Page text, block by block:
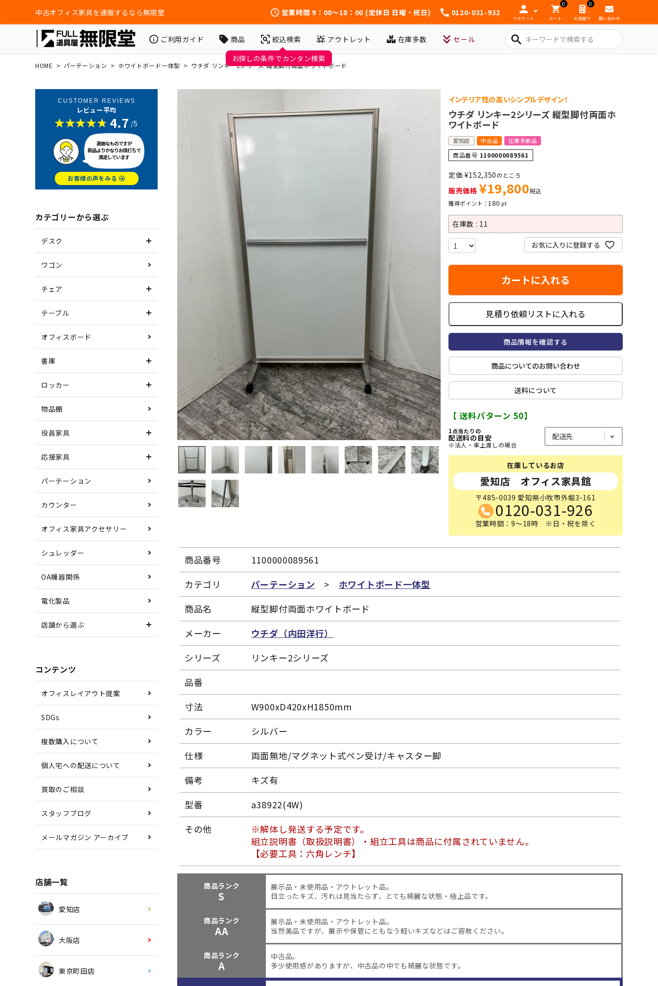
中古オフィス家具を通販するなら無限堂 営業時間 9：00～18：00 (定休日 日曜・祝日) 0120-031-932
アカウント
0
カート
0
お見積り 問い合わせ
ご利用ガイド 商品
絞込検索
お探しの条件でカンタン検索
アウトレット 在庫多数 セール search
HOME パーテーション ホワイトボード一体型 ウチダ リンキー2シリーズ 縦型脚付両面ホワイトボード
CUSTOMER REVIEWS
レビュー平均
4.7 /5
高価なものですが
新品よりかなりお値打ちで
満足しています
お客様の声をみる
カテゴリーから選ぶ
デスク
ワゴン
チェア
テーブル
オフィスボード
書庫
ロッカー
物品棚
役員家具
応接家具
パーテーション
カウンター
オフィス家具アクセサリー
シュレッダー
OA機器関係
電化製品
店舗から選ぶ
コンテンツ
オフィスレイアウト提案
SDGs
複数購入について
個人宅への配送について
買取のご相談
スタッフブログ
メールマガジン アーカイブ
店舗一覧
愛知店
大阪店
東京町田店
インテリア性の高いシンプルデザイン！
ウチダ リンキー2シリーズ 縦型脚付両面ホ
ワイトボード
愛知店 中古品 在庫多数品
商品番号 1100000089561
定価 ¥152,350のところ
販売価格 ¥19,800税込
180
在庫数 11
お気に入りに登録する
カートに入れる
見積り依頼リストに入れる
商品情報を確認する
商品についてのお問い合わせ
送料について
【 送料パターン 50】
1点当たりの
配送料の目安
※法人・車上渡しの場合
在庫しているお店
愛知店 オフィス家具館
〒485-0039 愛知県小牧市外堀3-161
0120-031-926
営業時間：9～18時 ※日・祝を除く
商品番号
1100000089561
カテゴリ
パーテーション > ホワイトボード一体型
商品名
縦型脚付両面ホワイトボード
メーカー
ウチダ（内田洋行）
シリーズ
リンキー2シリーズ
品番
寸法
W900xD420xH1850mm
カラー
シルバー
仕様
両面無地/マグネット式ペン受け/キャスター脚
備考
キズ有
型番
a38922(4W)
その他
※解体し発送する予定です。
組立説明書（取扱説明書）・組立工具は商品に付属されていません。
【必要工具：六角レンチ】
商品ランク
S
展示品・未使用品・アウトレット品。
目立ったキズ、汚れは見当たらず、とても綺麗な状態・極上品です。
商品ランク
AA
展示品・未使用品・アウトレット品。
当然美品ですが、展示や保管にともなう軽いキズなどはご容赦ください。
商品ランク
A
中古品。
多少使用感がありますが、中古品の中でも綺麗な状態です。